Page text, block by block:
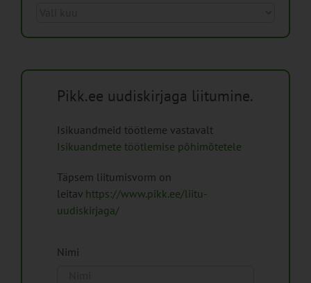
Pikk.ee uudiskirjaga liitumine.
Isikuandmeid töötleme vastavalt
Isikuandmete töötlemise põhimõtetele
Täpsem liitumisvorm on
leitav https://www.pikk.ee/liitu-
uudiskirjaga/
Nimi